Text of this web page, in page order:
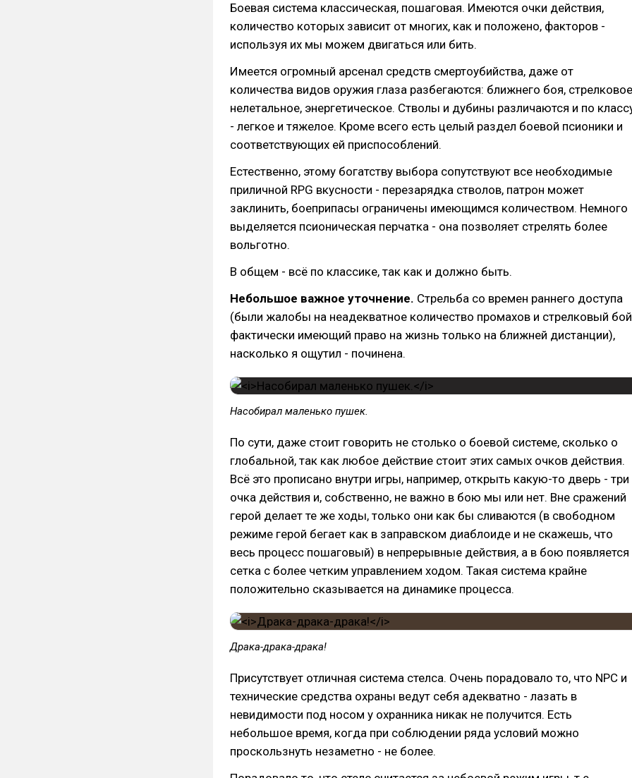
Боевая система классическая, пошаговая. Имеются очки действия,
количество которых зависит от многих, как и положено, факторов -
используя их мы можем двигаться или бить.
Имеется огромный арсенал средств смертоубийства, даже от
количества видов оружия глаза разбегаются: ближнего боя,
нелетальное, энергетическое. Стволы и дубины различаются и по
- легкое и тяжелое. Кроме всего есть целый раздел боевой псионики и
соответствующих ей приспособлений.
Естественно, этому богатству выбора сопутствуют все необходимые
приличной RPG вкусности - перезарядка стволов, патрон может
заклинить, боеприпасы ограничены имеющимся количеством. Немного
выделяется псионическая перчатка - она позволяет стрелять более
вольготно.
В общем - всё по классике, так как и должно быть.
Небольшое важное уточнение. Стрельба со времен раннего доступа
(были жалобы на неадекватное количество промахов и стрелковый
фактически имеющий право на жизнь только на ближней дистанции),
насколько я ощутил - починена.
Насобирал маленько пушек.
По сути, даже стоит говорить не столько о боевой системе, сколько о
глобальной, так как любое действие стоит этих самых очков действия.
Всё это прописано внутри игры, например, открыть какую-то дверь - три
очка действия и, собственно, не важно в бою мы или нет. Вне сражений
герой делает те же ходы, только они как бы сливаются (в свободном
режиме герой бегает как в заправском диаблоиде и не скажешь, что
весь процесс пошаговый) в непрерывные действия, а в бою появляется
сетка с более четким управлением ходом. Такая система крайне
положительно сказывается на динамике процесса.
Драка-драка-драка!
Присутствует отличная система стелса. Очень порадовало то, что NPC и
технические средства охраны ведут себя адекватно - лазать в
невидимости под носом у охранника никак не получится. Есть
небольшое время, когда при соблюдении ряда условий можно
проскользнуть незаметно - не более.